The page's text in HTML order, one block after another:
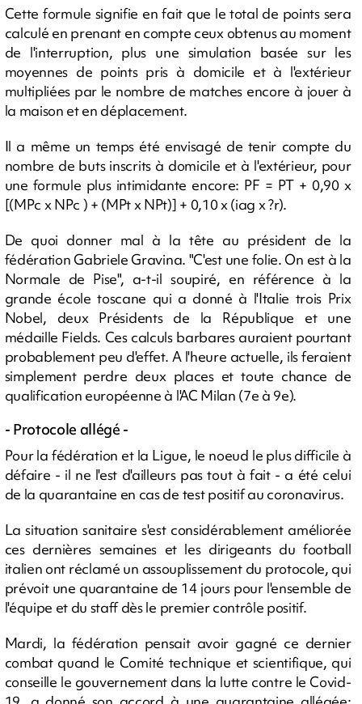
Cette formule signifie en fait que le total de points sera
calculé en prenant en compte ceux obtenus au moment
de l'interruption, plus une simulation basée sur les
moyennes de points pris à domicile et à l'extérieur
multipliées par le nombre de matches encore à jouer à
la maison et en déplacement.
Il a même un temps été envisagé de tenir compte du
nombre de buts inscrits à domicile et à l'extérieur, pour
une formule plus intimidante encore: PF = PT + 0,90 x
[(MPc x NPc ) + (MPt x NPt)] + 0,10 x (iag x ?r).
De quoi donner mal à la tête au président de la
fédération Gabriele Gravina. "C'est une folie. On est à la
Normale de Pise", a-t-il soupiré, en référence à la
grande école toscane qui a donné à l'Italie trois Prix
Nobel, deux Présidents de la République et une
médaille Fields. Ces calculs barbares auraient pourtant
probablement peu d'effet. A l'heure actuelle, ils feraient
simplement perdre deux places et toute chance de
qualification européenne à l'AC Milan (7e à 9e).
- Protocole allégé -
Pour la fédération et la Ligue, le noeud le plus difficile à
défaire - il ne l'est d'ailleurs pas tout à fait - a été celui
de la quarantaine en cas de test positif au coronavirus.
La situation sanitaire s'est considérablement améliorée
ces dernières semaines et les dirigeants du football
italien ont réclamé un assouplissement du protocole, qui
prévoit une quarantaine de 14 jours pour l'ensemble de
l'équipe et du staff dès le premier contrôle positif.
Mardi, la fédération pensait avoir gagné ce dernier
combat quand le Comité technique et scientifique, qui
conseille le gouvernement dans la lutte contre le Covid-